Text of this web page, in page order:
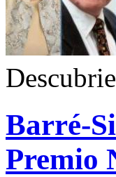
Barré-
Premio